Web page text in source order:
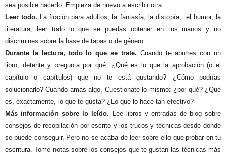
sea posible hacerlo. Empieza de nuevo a escribir otra.
Leer todo.
La ficción para adultos, la fantasía, la distopía, el humor, la
literatura, leer todo lo que se puedas obtener en tus manos y no
discrimines sobre la base de tapas o de género.
Durante la lectura, todo lo que se trate. Cuando te aburres con un
libro, detente y pregunta por qué. ¿Qué es lo que la aprobación (o el
capítulo o capítulos) que no te está gustando? ¿Cómo podrías
solucionarlo? Cuando amas algo, Cuestionate lo mismo: ¿por qué? ¿Qué
es, exactamente, lo que te gusta? ¿Lo que lo hace tan efectivo?
Más información sobre lo leído.
Lee libros y entradas de blog sobre
consejos de recopilación por escrito y los trucos y técnicas desde donde
se puede conseguir. Pero no se acaba de leer sobre ello que probar en tu
escritura. Tome notas sobre los consejos que te gustan las técnicas más